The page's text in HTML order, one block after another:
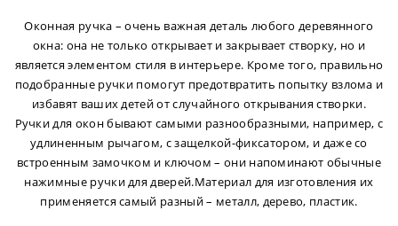
Оконная ручка – очень важная деталь любого деревянного
окна: она не только открывает и закрывает створку, но и
является элементом стиля в интерьере. Кроме того, правильно
подобранные ручки помогут предотвратить попытку взлома и
избавят ваших детей от случайного открывания створки.
Ручки для окон бывают самыми разнообразными, например, с
удлиненным рычагом, с защелкой-фиксатором, и даже со
встроенным замочком и ключом – они напоминают обычные
нажимные ручки для дверей.Материал для изготовления их
применяется самый разный – металл, дерево, пластик.